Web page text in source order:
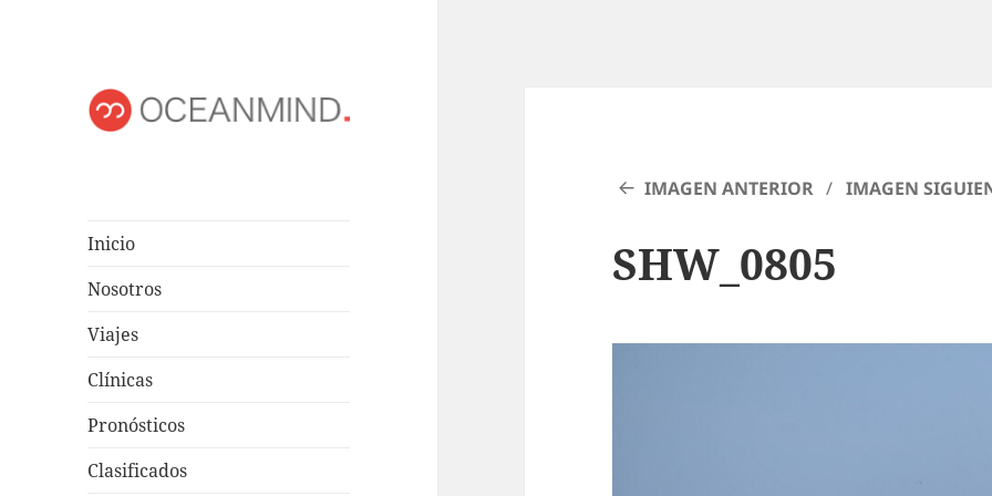
Inicio
Nosotros
Viajes
Clínicas
Pronósticos
Clasificados
IMAGEN ANTERIOR IMAGEN
SHW_0805